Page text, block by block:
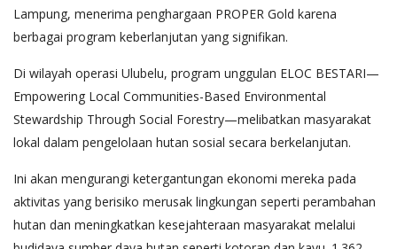
Lampung, menerima penghargaan PROPER Gold karena
berbagai program keberlanjutan yang signifikan.
Di wilayah operasi Ulubelu, program unggulan ELOC BESTARI—
Empowering Local Communities-Based Environmental
Stewardship Through Social Forestry—melibatkan masyarakat
lokal dalam pengelolaan hutan sosial secara berkelanjutan.
Ini akan mengurangi ketergantungan ekonomi mereka pada
aktivitas yang berisiko merusak lingkungan seperti perambahan
hutan dan meningkatkan kesejahteraan masyarakat melalui